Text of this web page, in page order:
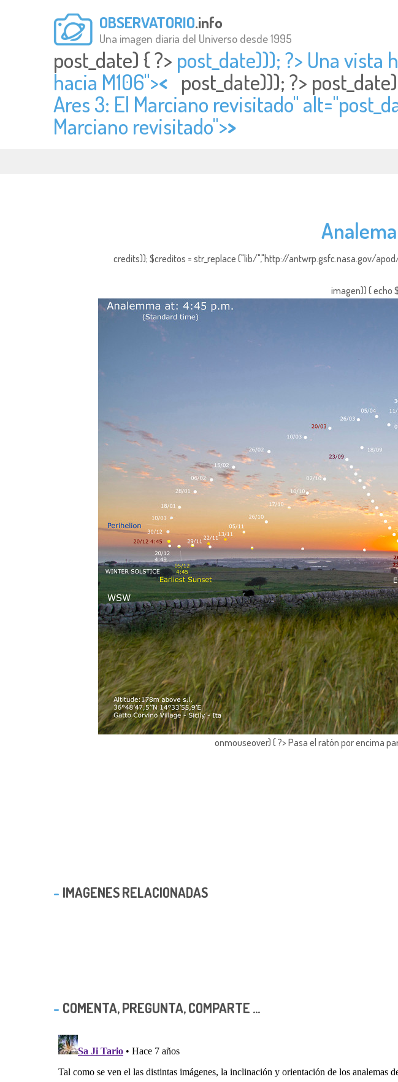
OBSERVATORIO.info
Una imagen diaria del Universo desde 1995
post_date) { ?> post_date))); ?> Una vista
hacia M106">< post_date))); ?>
Ares 3: El Marciano revisitado" alt="
Marciano revisitado">>
credits)); $creditos = str_replace ("lib/","http://antwrp.gsfc.nasa.gov/
imagen)) { echo
onmouseover) { ?> Pasa el ratón por encima
IMAGENES RELACIONADAS
COMENTA, PREGUNTA, COMPARTE ...